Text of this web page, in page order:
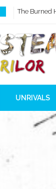
How AI
When
The Danube
The Global
8,000 Years
The Burned
UNRIVALS